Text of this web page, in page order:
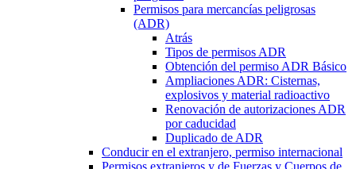
Permisos para mercancías peligrosas
(ADR)
Atrás
Tipos de permisos ADR
Obtención del permiso ADR Básico
Ampliaciones ADR: Cisternas,
explosivos y material radioactivo
Renovación de autorizaciones ADR
por caducidad
Duplicado de ADR
Conducir en el extranjero, permiso internacional